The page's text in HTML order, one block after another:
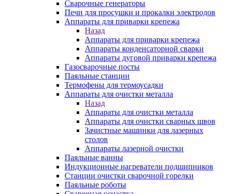
Сварочные генераторы
Печи для просушки и прокалки электродов
Аппараты для приварки крепежа
Назад
Аппараты для приварки крепежа
Аппараты конденсаторной сварки
Аппараты дуговой приварки крепежа
Газосварочные посты
Паяльные станции
Термофены для термоусадки
Аппараты для очистки металла
Назад
Аппараты для очистки металла
Аппараты для очистки сварных швов
Зачистные машинки для лазерных
столов
Аппараты лазерной очистки
Паяльные ванны
Индукционные нагреватели подшипников
Станции очистки сварочной горелки
Паяльные роботы